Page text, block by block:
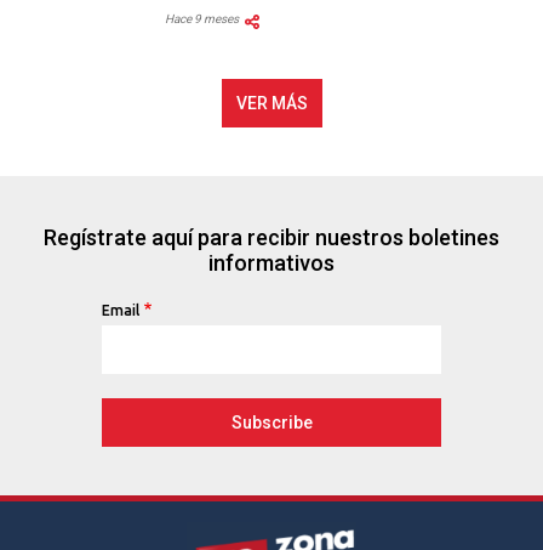
Hace 9 meses
VER MÁS
Regístrate aquí para recibir nuestros boletines
informativos
Email